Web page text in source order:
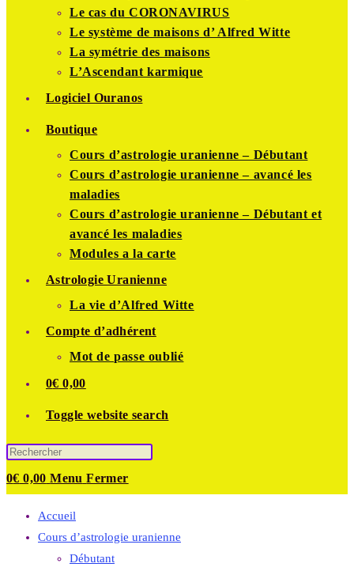
Le cas du CORONAVIRUS
Le système de maisons d’ Alfred Witte
La symétrie des maisons
L’Ascendant karmique
Logiciel Ouranos
Boutique
Cours d’astrologie uranienne – Débutant
Cours d’astrologie uranienne – avancé les
maladies
Cours d’astrologie uranienne – Débutant et
avancé les maladies
Modules a la carte
Astrologie Uranienne
La vie d’Alfred Witte
Compte d’adhérent
Mot de passe oublié
0€ 0,00
Toggle website search
0€ 0,00 Menu Fermer
Accueil
Cours d’astrologie uranienne
Débutant